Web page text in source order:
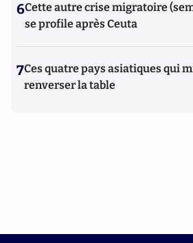
6Cette autre crise migratoire
se profile après Ceuta
7Ces quatre pays asiatiques qui
renverser la table